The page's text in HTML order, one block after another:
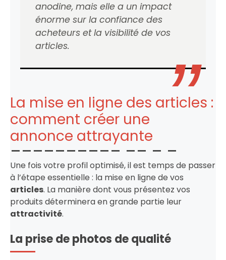
anodine, mais elle a un impact
énorme sur la confiance des
acheteurs et la visibilité de vos
articles.
La mise en ligne des articles :
comment créer une
annonce attrayante
Une fois votre profil optimisé, il est temps de passer
à l’étape essentielle : la mise en ligne de vos
articles. La manière dont vous présentez vos
produits déterminera en grande partie leur
attractivité.
La prise de photos de qualité